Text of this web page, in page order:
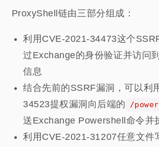
ProxyShell链由三部分组成：
利用CVE-2021-34473这个
过Exchange的身份验证并访问
信息
结合先前的SSRF漏洞，可以利
34523提权漏洞向后端的
/
送Exchange Powershell命令并
利用CVE-2021-31207任意文件